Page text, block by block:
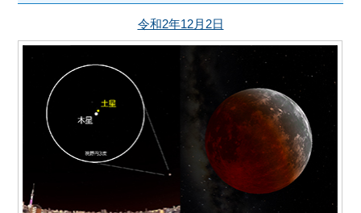
令和2年12月2日